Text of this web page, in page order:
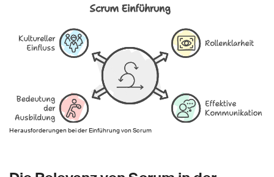
Herausforderungen bei der Einführung von Scrum